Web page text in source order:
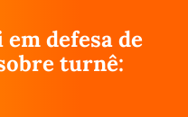
defesa de
turnê: